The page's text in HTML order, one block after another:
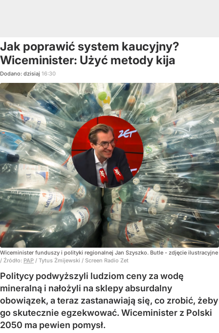
Jak poprawić system kaucyjny?
Wiceminister: Użyć metody kija
Dodano: dzisiaj 16:30
Wiceminister funduszy i polityki regionalnej Jan Szyszko. Butle - zdjęcie ilustracyjne
/ Źródło: PAP / Tytus Żmijewski / Screen Radio Zet
Politycy podwyższyli ludziom ceny za wodę
mineralną i nałożyli na sklepy absurdalny
obowiązek, a teraz zastanawiają się, co zrobić, żeby
go skutecznie egzekwować. Wiceminister z Polski
2050 ma pewien pomysł.